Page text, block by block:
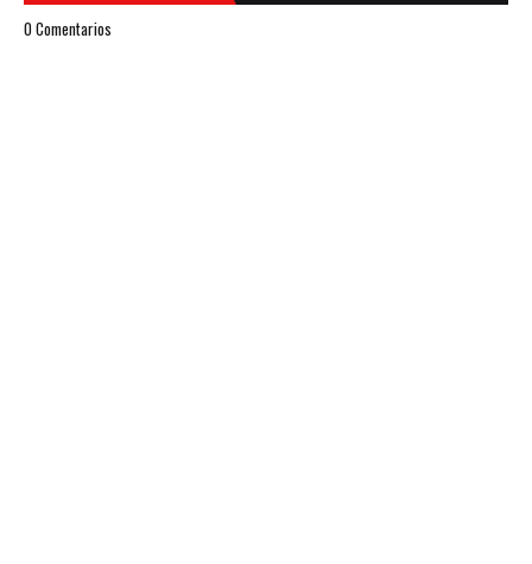
0 Comentarios